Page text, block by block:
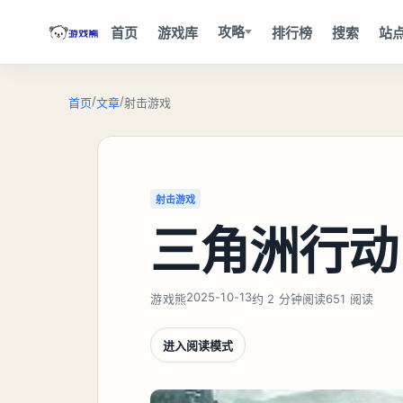
首页 游戏库 攻略 排行榜 搜索 站
首页/文章/射击游戏
射击游戏
三角洲行动
游戏熊2025-10-13约 2 分钟阅读651 阅读
进入阅读模式